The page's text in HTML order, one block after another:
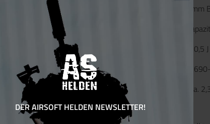
Kaliber: 6 mm
Energie: < 0,5 J
Länge: ca.
Gewicht: ca.
Vorteile
DER AIRSOFT HELDEN NEWSLETTER!